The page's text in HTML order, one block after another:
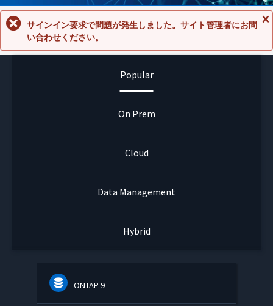
セ
サインイン要求で問題が発生しました。サイト管理者にお問
い合わせください。
Popular
On Prem
Cloud
Data Management
Hybrid
ONTAP 9